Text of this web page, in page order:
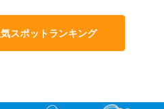
スポットランキング